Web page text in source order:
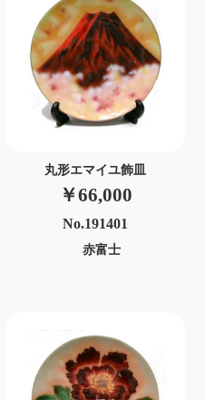
丸形エマイユ飾皿
￥66,000
No.191401
赤富士